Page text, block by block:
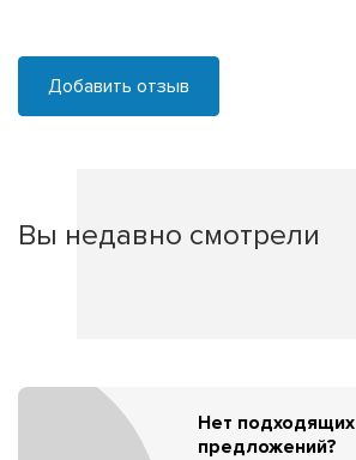
Добавить отзыв
Вы недавно смотрели
Нет подходящих
предложений?